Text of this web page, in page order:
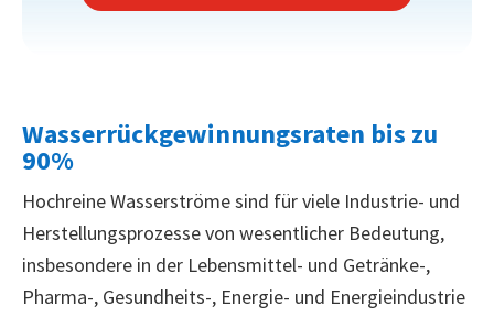
Wasserrückgewinnungsraten bis zu
90%
Hochreine Wasserströme sind für viele Industrie- und
Herstellungsprozesse von wesentlicher Bedeutung,
insbesondere in der Lebensmittel- und Getränke-,
Pharma-, Gesundheits-, Energie- und Energieindustrie